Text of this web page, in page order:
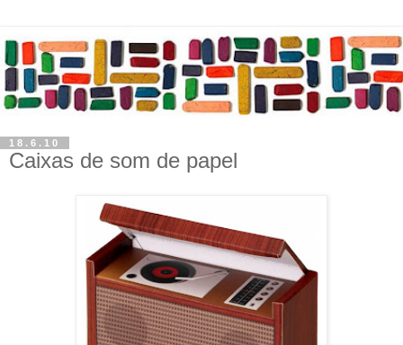
18.6.10
Caixas de som de papel